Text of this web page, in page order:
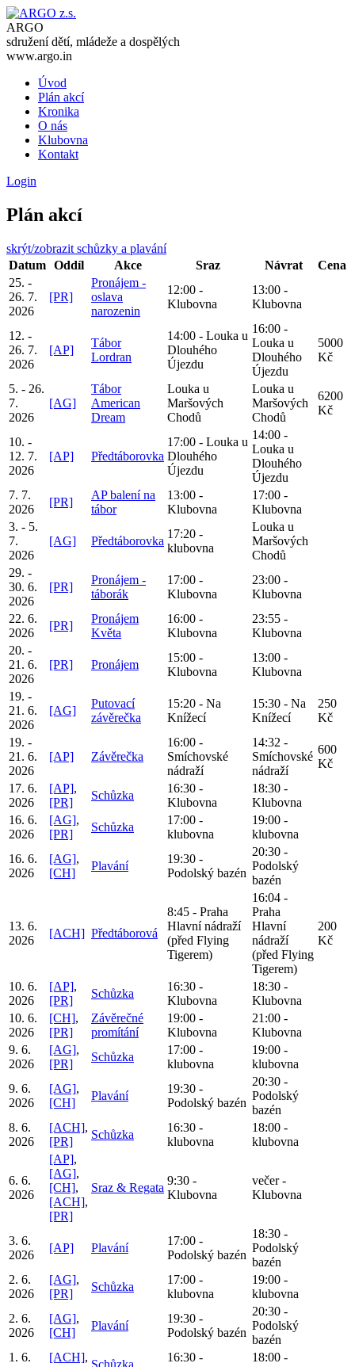
ARGO
sdružení dětí, mládeže a dospělých
www.argo.in
Úvod
Plán akcí
Kronika
O nás
Klubovna
Kontakt
Login
Plán akcí
skrýt/zobrazit schůzky a plavání
Datum Oddíl Akce Sraz Návrat
Cena
25. -
26. 7.
2026
[PR]
Pronájem -
oslava
narozenin
12:00 -
Klubovna
13:00 -
Klubovna
12. -
26. 7.
2026
[AP]
Tábor
Lordran
14:00 - Louka u
Dlouhého
Újezdu
16:00 -
Louka u
Dlouhého
Újezdu
5000
Kč
5. - 26.
7.
2026
[AG]
Tábor
American
Dream
Louka u
Maršových
Chodů
Louka u
Maršových
Chodů
6200
Kč
10. -
12. 7.
2026
[AP] Předtáborovka
17:00 - Louka u
Dlouhého
Újezdu
14:00 -
Louka u
Dlouhého
Újezdu
7. 7.
2026
[PR]
AP balení na
tábor
13:00 -
Klubovna
17:00 -
Klubovna
3. - 5.
7.
2026
[AG] Předtáborovka
17:20 -
klubovna
Louka u
Maršových
Chodů
29. -
30. 6.
2026
[PR]
Pronájem -
táborák
17:00 -
Klubovna
23:00 -
Klubovna
22. 6.
2026
[PR]
Pronájem
Květa
16:00 -
Klubovna
23:55 -
Klubovna
20. -
21. 6.
2026
[PR] Pronájem
15:00 -
Klubovna
13:00 -
Klubovna
19. -
21. 6.
2026
[AG]
Putovací
závěrečka
15:20 - Na
Knížecí
15:30 - Na
Knížecí
250
Kč
19. -
21. 6.
2026
[AP] Závěrečka
16:00 -
Smíchovské
nádraží
14:32 -
Smíchovské
nádraží
600
Kč
17. 6.
2026
[AP],
[PR]
Schůzka
16:30 -
Klubovna
18:30 -
Klubovna
16. 6.
2026
[AG],
[PR]
Schůzka
17:00 -
klubovna
19:00 -
klubovna
16. 6.
2026
[AG],
[CH]
Plavání
19:30 -
Podolský bazén
20:30 -
Podolský
bazén
13. 6.
2026
[ACH] Předtáborová
8:45 - Praha
Hlavní nádraží
(před Flying
Tigerem)
16:04 -
Praha
Hlavní
nádraží
(před Flying
Tigerem)
200
Kč
10. 6.
2026
[AP],
[PR]
Schůzka
16:30 -
Klubovna
18:30 -
Klubovna
10. 6.
2026
[CH],
[PR]
Závěrečné
promítání
19:00 -
Klubovna
21:00 -
Klubovna
9. 6.
2026
[AG],
[PR]
Schůzka
17:00 -
klubovna
19:00 -
klubovna
9. 6.
2026
[AG],
[CH]
Plavání
19:30 -
Podolský bazén
20:30 -
Podolský
bazén
8. 6.
2026
[ACH],
[PR]
Schůzka
16:30 -
klubovna
18:00 -
klubovna
6. 6.
2026
[AP],
[AG],
[CH],
[ACH],
[PR]
Sraz & Regata
9:30 -
Klubovna
večer -
Klubovna
3. 6.
2026
[AP] Plavání
17:00 -
Podolský bazén
18:30 -
Podolský
bazén
2. 6.
2026
[AG],
[PR]
Schůzka
17:00 -
klubovna
19:00 -
klubovna
2. 6.
2026
[AG],
[CH]
Plavání
19:30 -
Podolský bazén
20:30 -
Podolský
bazén
1. 6.
[ACH],
Schůzka
16:30 -
18:00 -